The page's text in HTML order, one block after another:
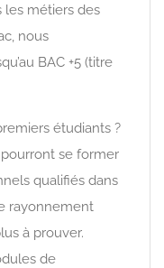
métiers des
nous
BAC +5 (titre
étudiants ?
se former
qualifiés dans
rayonnement
à prouver.
de